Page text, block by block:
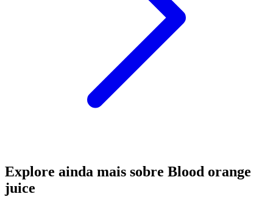
Explore ainda mais sobre Blood orange
juice